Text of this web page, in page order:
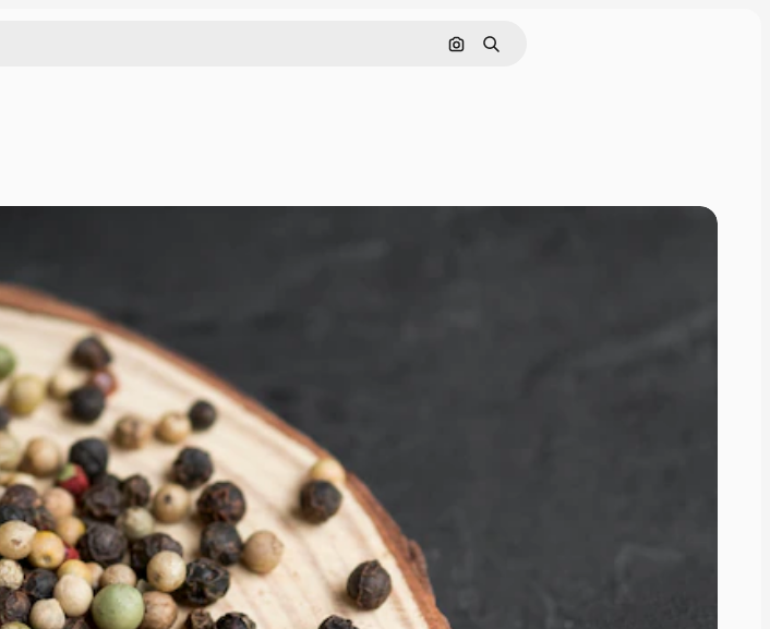
Buscar por imagen
Buscar